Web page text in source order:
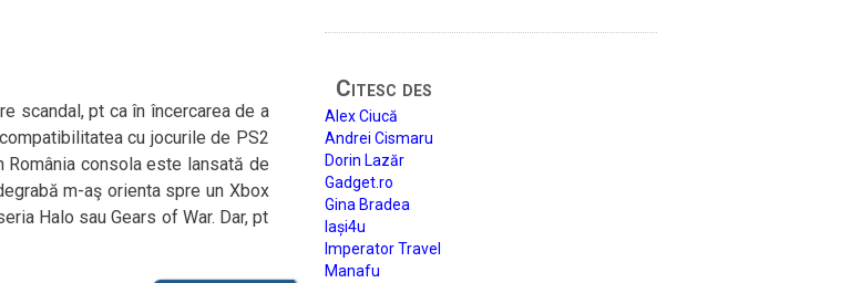
scandal, pt ca în încercarea de a
cu jocurile de PS2
România consola este lansată de
m-aş orienta spre un Xbox
Halo sau Gears of War. Dar, pt
Citesc des
Alex Ciucă
Andrei Cismaru
Dorin Lazăr
Gadget.ro
Gina Bradea
Iași4u
Imperator Travel
Manafu